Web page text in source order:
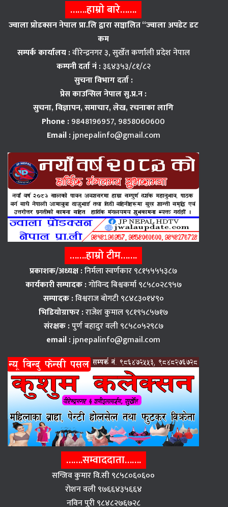
…….हाम्राे बारे…….
ज्वाला प्राेडक्सन नेपाल प्रा.लि द्वारा सञ्चालित “ज्वाला अपडेट डट
कम
सम्पर्क कार्यालय :वीरेन्द्रनगर ३, सुर्खेत कर्णाली प्रदेश नेपाल
कम्पनी दर्ता नं :३६४३५३/८१/८२
सुचना विभाग दर्ता :
प्रेस काउन्सिल नेपाल सु.प्र.न :
सुचना, विज्ञापन,समाचार, लेख, रचनाका लागि
Phone :9848196957, 9858060600
Email :jpnepalinfo@gmail.com
…….हाम्रो टीम…….
प्रकाशक/अध्यक्ष :निर्मला स्वर्णकार ९८१५५५५३८७
कार्यकारी सम्पादक :गोविन्द बिश्वकर्मा ९८५८०२८९५७
सम्पादक :विश्वराज बाेगटी ९८४८३०१४९०
भिडियोग्राफर :राजेश कुमाल ९८१९५८५७१७
संरक्षक :पुर्ण बहादुर वली ९८५८०५२९८७
email :jpnepalinfo@gmail.com
…….सम्वाददाता…….
सन्जिव कुमार वि.सी ९८५८०६०६००
राेशन वली ९७६६४३५६६४
नविन पुरी ९८४८२७६७२८